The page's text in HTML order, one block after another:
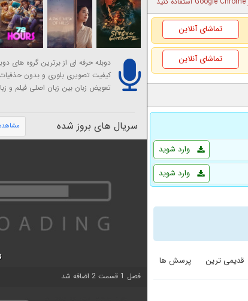
تماشای آنلاین
تماشای آنلاین
وارد شوید
وارد شوید
قدیمی ترین پرسش ها
دوبله حرفه ای از برترین گروه های
کیفیت تصویری بلوری و بدون حذفیات
تعویض زبان بین زبان اصلی فیلم و
سریال های بروز شده
فصل 1 قسمت 2 اضافه شد